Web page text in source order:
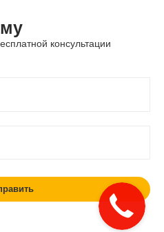
консультации